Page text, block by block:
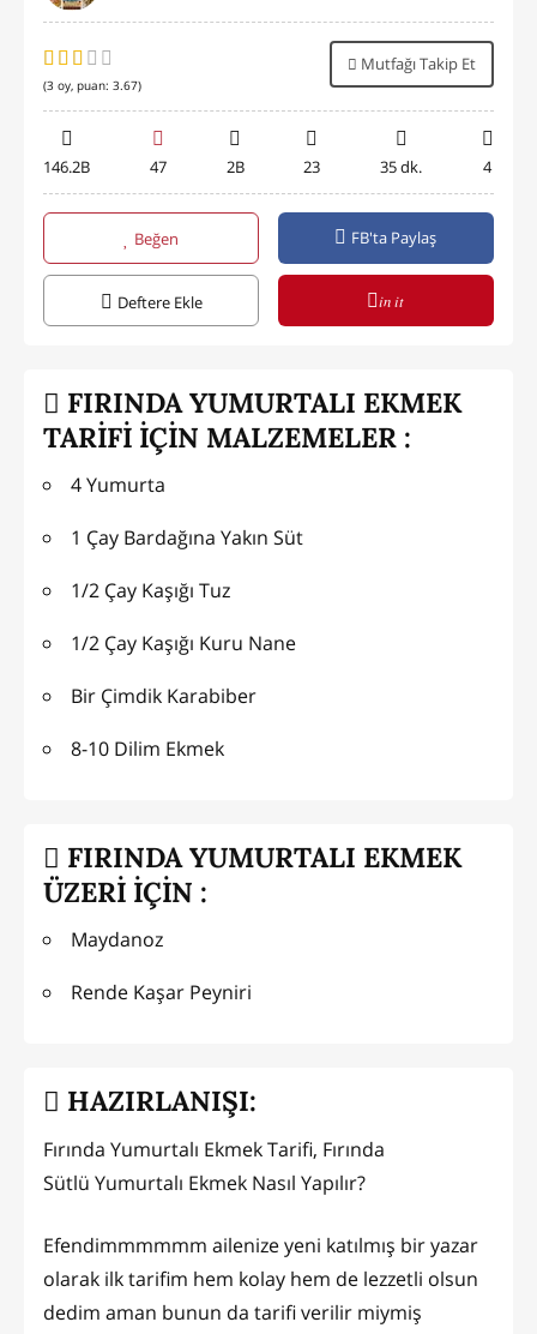
(3 oy, puan: 3.67)
Mutfağı Takip Et
146.2B 47 2B 23 35 dk. 4
Beğen FB'ta Paylaş
Deftere Ekle in it
FIRINDA YUMURTALI EKMEK
TARİFİ İÇİN MALZEMELER :
4 Yumurta
1 Çay Bardağına Yakın Süt
1/2 Çay Kaşığı Tuz
1/2 Çay Kaşığı Kuru Nane
Bir Çimdik Karabiber
8-10 Dilim Ekmek
FIRINDA YUMURTALI EKMEK
ÜZERİ İÇİN :
Maydanoz
Rende Kaşar Peyniri
HAZIRLANIŞI:
Fırında Yumurtalı Ekmek Tarifi, Fırında
Sütlü Yumurtalı Ekmek Nasıl Yapılır?
Efendimmmmmm ailenize yeni katılmış bir yazar
olarak ilk tarifim hem kolay hem de lezzetli olsun
dedim aman bunun da tarifi verilir miymiş